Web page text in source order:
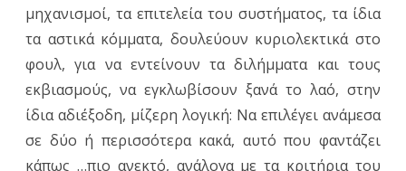
μηχανισμοί, τα επιτελεία του συστήματος, τα ίδια
τα αστικά κόμματα, δουλεύουν κυριολεκτικά στο
φουλ, για να εντείνουν τα διλήμματα και τους
εκβιασμούς, να εγκλωβίσουν ξανά το λαό, στην
ίδια αδιέξοδη, μίζερη λογική: Να επιλέγει ανάμεσα
σε δύο ή περισσότερα κακά, αυτό που φαντάζει
κάπως …πιο ανεκτό, ανάλογα με τα κριτήρια του